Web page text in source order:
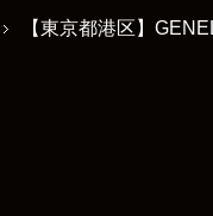
【東京都港区】